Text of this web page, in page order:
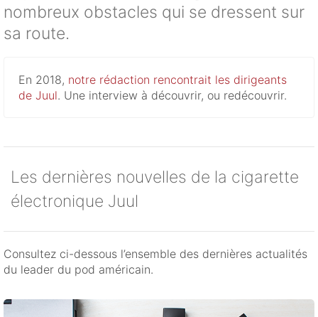
nombreux obstacles qui se dressent sur
sa route.
En 2018, notre rédaction rencontrait les dirigeants
de Juul. Une interview à découvrir, ou redécouvrir.
Les dernières nouvelles de la cigarette
électronique Juul
Consultez ci-dessous l’ensemble des dernières actualités
du leader du pod américain.